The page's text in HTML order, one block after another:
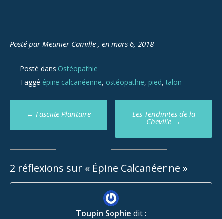
Posté par Meunier Camille , en mars 6, 2018
Posté dans Ostéopathie
Taggé épine calcanéenne, ostéopathie, pied, talon
← Fasciite Plantaire Les Tendinites de la
Cheville →
2 réflexions sur « Épine Calcanéenne »
Toupin Sophie dit :